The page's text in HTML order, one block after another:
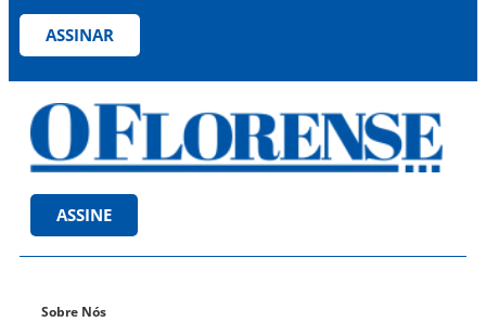
ASSINAR
ASSINE
Sobre Nós